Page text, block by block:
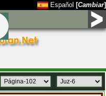
Español [Cambiar]